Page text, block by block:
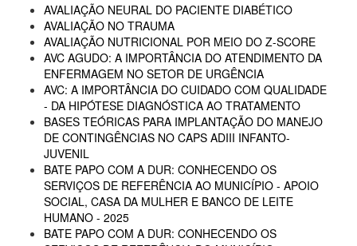
AVALIAÇÃO NEURAL DO PACIENTE DIABÉTICO
AVALIAÇÃO NO TRAUMA
AVALIAÇÃO NUTRICIONAL POR MEIO DO Z-SCORE
AVC AGUDO: A IMPORTÂNCIA DO ATENDIMENTO DA
ENFERMAGEM NO SETOR DE URGÊNCIA
AVC: A IMPORTÂNCIA DO CUIDADO COM QUALIDADE
- DA HIPÓTESE DIAGNÓSTICA AO TRATAMENTO
BASES TEÓRICAS PARA IMPLANTAÇÃO DO MANEJO
DE CONTINGÊNCIAS NO CAPS ADIII INFANTO-
JUVENIL
BATE PAPO COM A DUR: CONHECENDO OS
SERVIÇOS DE REFERÊNCIA AO MUNICÍPIO - APOIO
SOCIAL, CASA DA MULHER E BANCO DE LEITE
HUMANO - 2025
BATE PAPO COM A DUR: CONHECENDO OS